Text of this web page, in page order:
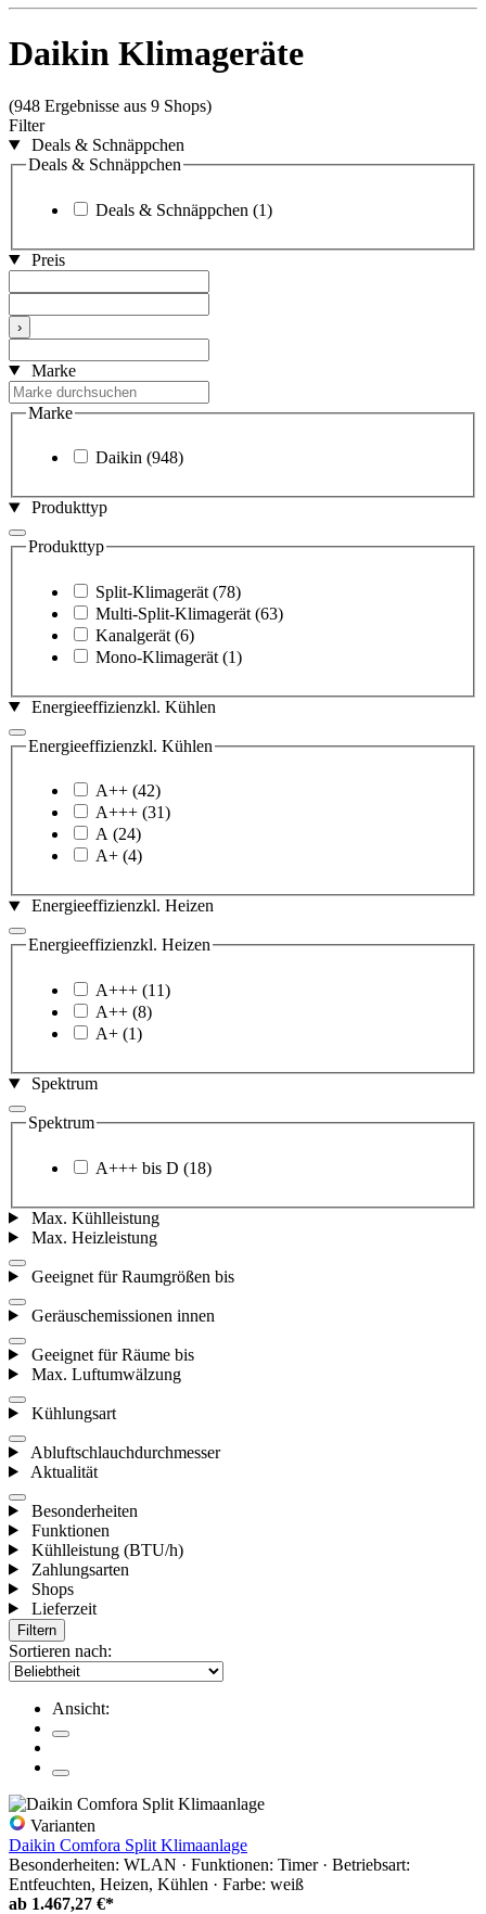
Daikin Klimageräte
(948 Ergebnisse aus 9 Shops)
Filter
Deals & Schnäppchen
Deals & Schnäppchen
Deals & Schnäppchen (1)
Preis
›
Marke
Marke
Daikin (948)
Produkttyp
Produkttyp
Split-Klimagerät (78)
Multi-Split-Klimagerät (63)
Kanalgerät (6)
Mono-Klimagerät (1)
Energieeffizienzkl. Kühlen
Energieeffizienzkl. Kühlen
A++ (42)
A+++ (31)
A (24)
A+ (4)
Energieeffizienzkl. Heizen
Energieeffizienzkl. Heizen
A+++ (11)
A++ (8)
A+ (1)
Spektrum
Spektrum
A+++ bis D (18)
Max. Kühlleistung
Max. Heizleistung
Geeignet für Raumgrößen bis
Geräuschemissionen innen
Geeignet für Räume bis
Max. Luftumwälzung
Kühlungsart
Abluftschlauchdurchmesser
Aktualität
Besonderheiten
Funktionen
Kühlleistung (BTU/h)
Zahlungsarten
Shops
Lieferzeit
Filtern
Sortieren nach:
Ansicht:
Varianten
Daikin Comfora Split Klimaanlage
Besonderheiten: WLAN · Funktionen: Timer · Betriebsart:
Entfeuchten, Heizen, Kühlen · Farbe: weiß
ab 1.467,27 €*